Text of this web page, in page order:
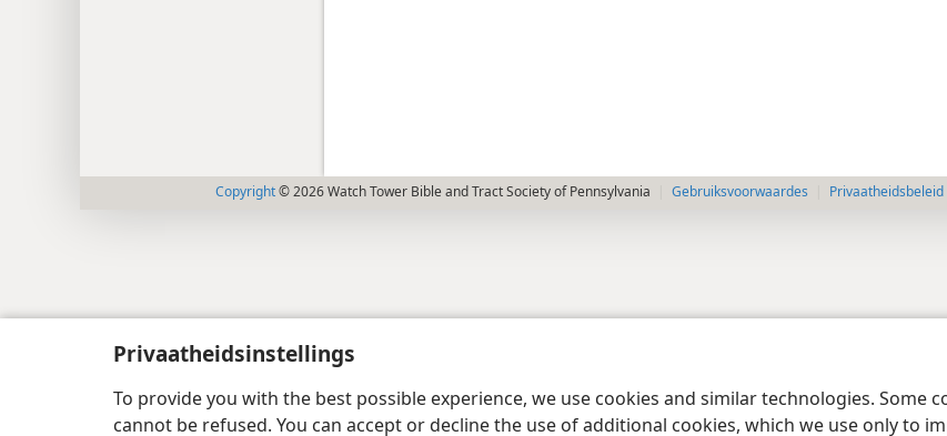
Privaatheidsinstellings
To provide you with the best possible experience, we use cookies and similar technologies. Some
cannot be refused. You can accept or decline the use of additional cookies, which we use only to
Copyright© 2026 Watch Tower Bible and Tract Society of Pennsylvania Gebruiksvoorwaardes Privaatheidsbeleid